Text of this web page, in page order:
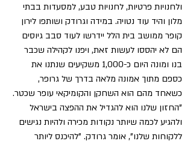
ולחנויות פרטיות, לחנויות טבע, למסעדות בבתי
מלון והיד עוד נטויה. במידה וגרודק ושותפו לירון
קופר ממושב בית הלל יידרשו לעוד סבב גיוסים
הם לא יהססו לעשות זאת, ויפנו לקהילה שכבר
בנו ומונה היום כ-1,000 משקיעים שנתנו את
כספם מתוך אמונה מלאה בדרך של גרופר,
כשאחד מהם הוא השחקן והקומיקאי עופר שכטר.
"החזון שלנו הוא להגדיל את ההפצה בישראל
ולהגיע לכמה שיותר נקודות מכירה ולהיות נגישים
ללקוחות שלנו", אומר גרודק. "להיכנס ליותר